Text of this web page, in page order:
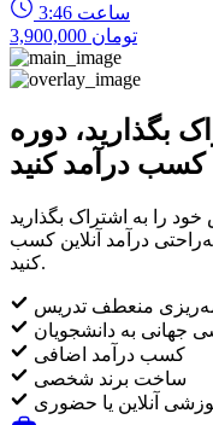
3:46 ساعت
3,900,000 تومان
بگذارید، دوره
کسب درآمد کنید
درآمد آنلاین کسب
کنید.
منعطف تدریس
جهانی به دانشجویان
کسب درآمد اضافی
ساخت برند شخصی
آنلاین یا حضوری